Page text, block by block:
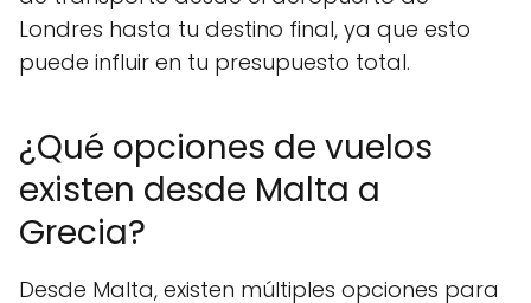
Londres hasta tu destino final, ya que esto
puede influir en tu presupuesto total.
¿Qué opciones de vuelos
existen desde Malta a
Grecia?
Desde Malta, existen múltiples opciones para